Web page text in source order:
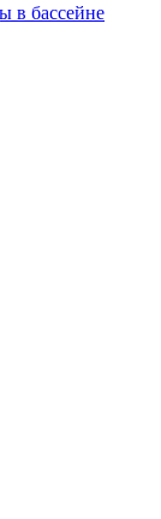
в бассейне